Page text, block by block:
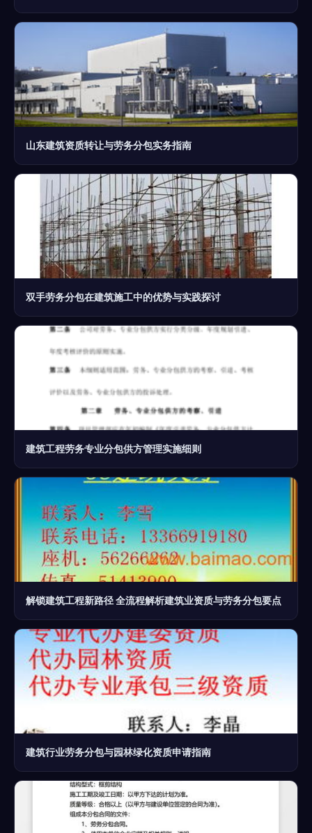
山东建筑资质转让与劳务分包实务指南
双手劳务分包在建筑施工中的优势与实践探讨
建筑工程劳务专业分包供方管理实施细则
解锁建筑工程新路径 全流程解析建筑业资质与劳务分包要点
建筑行业劳务分包与园林绿化资质申请指南